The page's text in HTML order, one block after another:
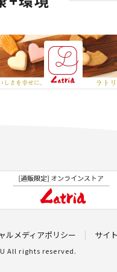
ルメディアポリシー サイ
All rights reserved.